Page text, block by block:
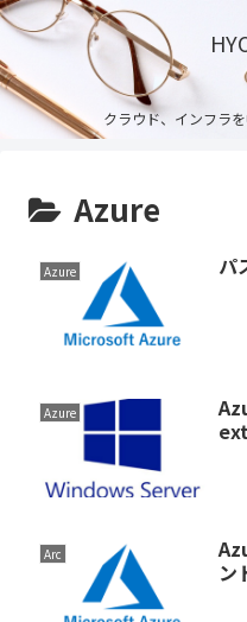
クラウド、インフラ
Azure
Azure パ
Azure
Arc
ン